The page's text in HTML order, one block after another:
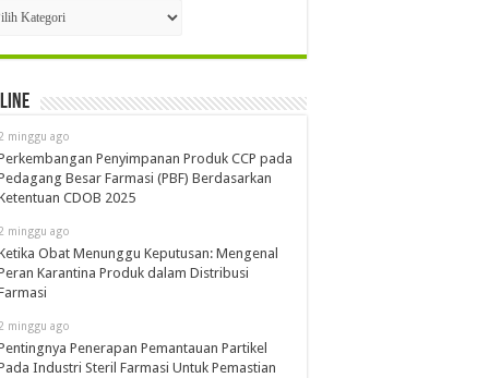
minggu ago
Penyimpanan Produk CCP pada
Besar Farmasi (PBF) Berdasarkan
CDOB 2025
minggu ago
Obat Menunggu Keputusan: Mengenal
Karantina Produk dalam Distribusi
minggu ago
Penerapan Pemantauan Partikel
Industri Steril Farmasi Untuk Pemastian